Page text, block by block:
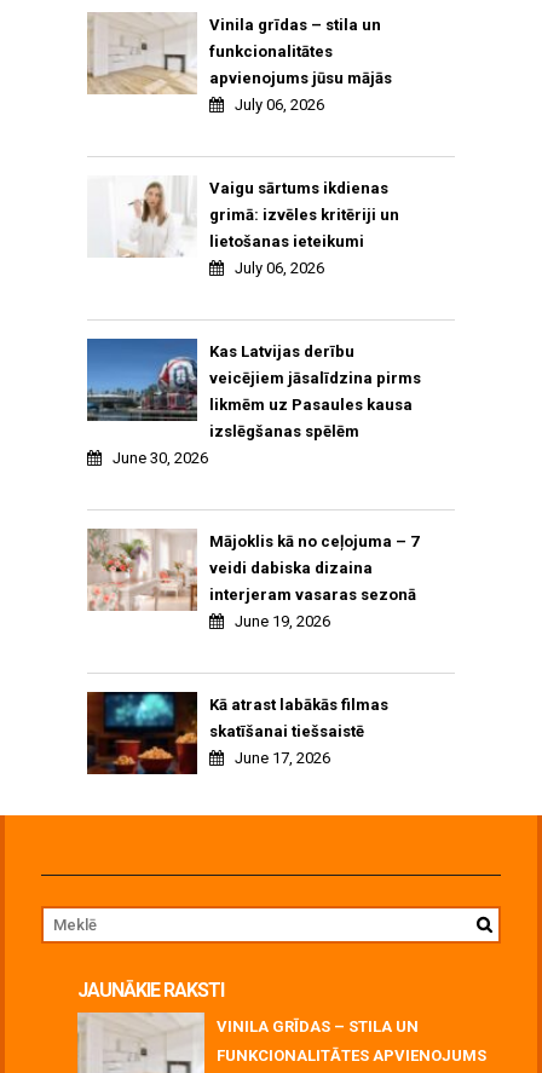
Vinila grīdas – stila un
funkcionalitātes
apvienojums jūsu mājās
July 06, 2026
Vaigu sārtums ikdienas
grimā: izvēles kritēriji un
lietošanas ieteikumi
July 06, 2026
Kas Latvijas derību
veicējiem jāsalīdzina pirms
likmēm uz Pasaules kausa
izslēgšanas spēlēm
June 30, 2026
Mājoklis kā no ceļojuma – 7
veidi dabiska dizaina
interjeram vasaras sezonā
June 19, 2026
Kā atrast labākās filmas
skatīšanai tiešsaistē
June 17, 2026
JAUNĀKIE RAKSTI
VINILA GRĪDAS – STILA UN
FUNKCIONALITĀTES APVIENOJUMS